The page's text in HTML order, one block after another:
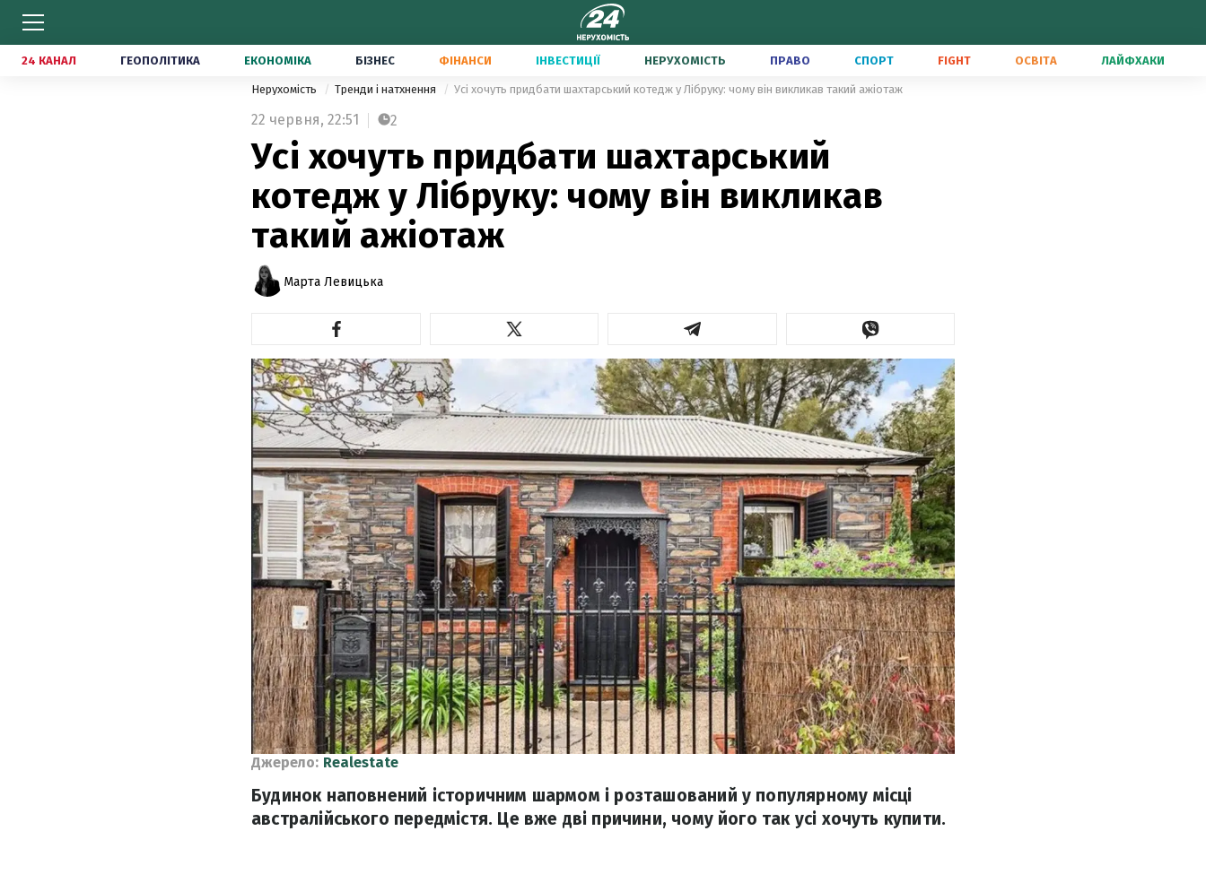
24 КАНАЛ ГЕОПОЛІТИКА ЕКОНОМІКА БІЗНЕС ФІНАНСИ ІНВЕСТИЦІЇ НЕРУХОМІСТЬ ПРАВО СПОРТ FIGHT ОСВІТА ЛАЙФХАКИ
Нерухомість Тренди і натхнення Усі хочуть придбати шахтарський котедж у Лібруку: чому він викликав такий ажіотаж
22 червня, 22:51 2
Усі хочуть придбати шахтарський
котедж у Лібруку: чому він викликав
такий ажіотаж
Марта Левицька
Джерело: Realestate
Будинок наповнений історичним шармом і розташований у популярному місці
австралійського передмістя. Це вже дві причини, чому його так усі хочуть купити.